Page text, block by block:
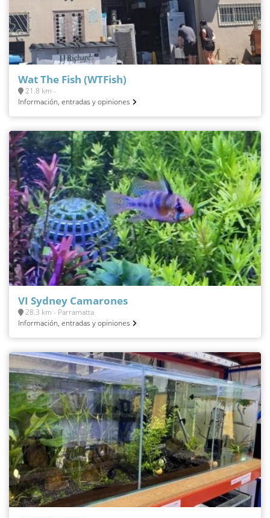
Wat The Fish (WTFish)
21.8 km -
Información, entradas y opiniones
VI Sydney Camarones
28.3 km - Parramatta
Información, entradas y opiniones